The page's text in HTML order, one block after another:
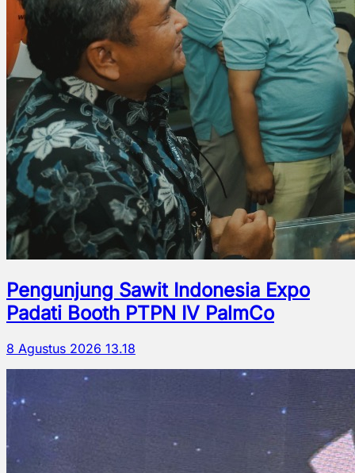
Pengunjung Sawit Indonesia Expo
Padati Booth PTPN IV PalmCo
8 Agustus 2026 13.18